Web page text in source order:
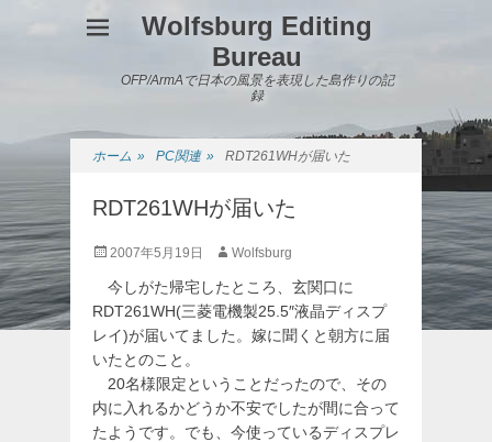
Wolfsburg Editing
Bureau
OFP/ArmAで日本の風景を表現した島作りの記
録
ホーム » PC関連 » RDT261WHが届いた
RDT261WHが届いた
投 2007年5月19日
投
者
Wolfsburg
今しがた帰宅したところ、玄関口に
RDT261WH(三菱電機製25.5″液晶ディスプ
レイ)が届いてました。嫁に聞くと朝方に届
いたとのこと。
20名様限定ということだったので、その
内に入れるかどうか不安でしたが間に合って
たようです。でも、今使っているディスプレ